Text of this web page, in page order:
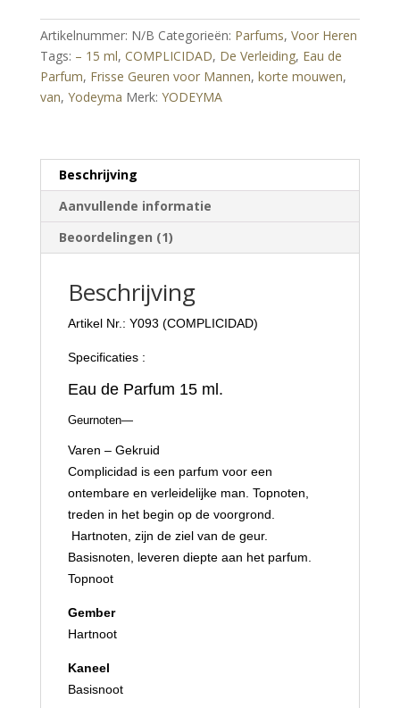
15
ml
|
De
Verleiding
Geuren
voor
Mannen
aantal
Artikelnummer: N/B Categorieën: Parfums, Voor Heren
Tags: – 15 ml, COMPLICIDAD, De Verleiding, Eau de
Parfum, Frisse Geuren voor Mannen, korte mouwen,
van, Yodeyma Merk: YODEYMA
Beschrijving
Aanvullende informatie
Beoordelingen (1)
Beschrijving
Artikel Nr.: Y093 (COMPLICIDAD)
Specificaties :
Eau de Parfum 15 ml.
Geurnoten—
Varen – Gekruid
Complicidad is een parfum voor een
ontembare en verleidelijke man. Topnoten,
treden in het begin op de voorgrond.
Hartnoten, zijn de ziel van de geur.
Basisnoten, leveren diepte aan het parfum.
Topnoot
Gember
Hartnoot
Kaneel
Basisnoot